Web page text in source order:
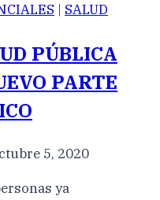
| SALUD
PÚBLICA
PARTE
5, 2020
ya